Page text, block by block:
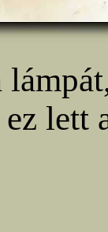
ez lett